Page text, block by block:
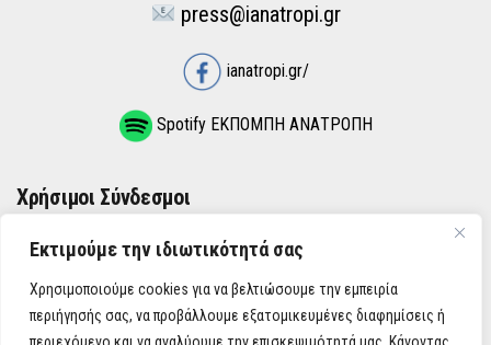
Εκτιμούμε την ιδιωτικότητά σας
Χρησιμοποιούμε cookies για να βελτιώσουμε την εμπειρία
περιήγησής σας, να προβάλλουμε εξατομικευμένες διαφημίσεις ή
press@ianatropi.gr
ianatropi.gr/
Spotify ΕΚΠΟΜΠΗ ΑΝΑΤΡΟΠΗ
Χρήσιμοι Σύνδεσμοι
ΌΡΟΙ ΧΡΉΣΗΣ
ΠΟΛΙΤΙΚΉ ΑΠΟΡΡΉΤΟΥ